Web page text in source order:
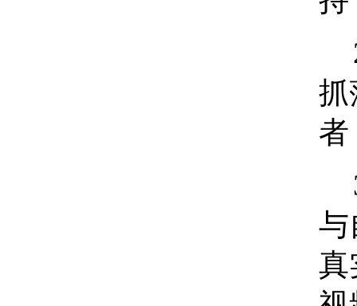
抓
者
与
真